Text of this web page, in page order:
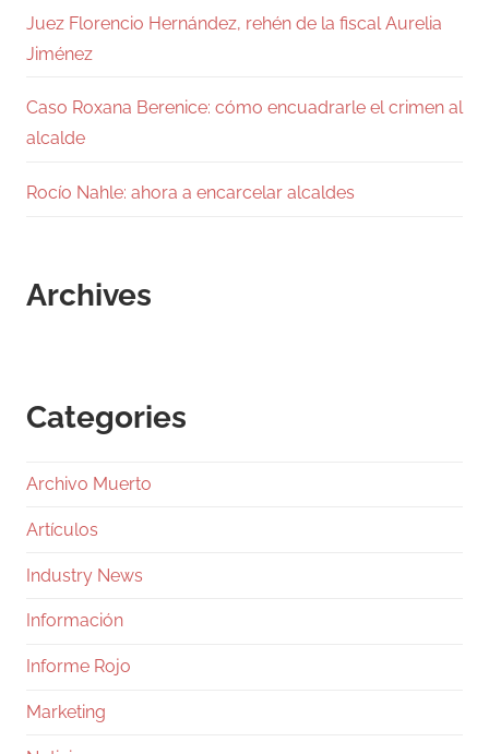
Juez Florencio Hernández, rehén de la fiscal Aurelia
Jiménez
Caso Roxana Berenice: cómo encuadrarle el crimen al
alcalde
Rocío Nahle: ahora a encarcelar alcaldes
Archives
Categories
Archivo Muerto
Artículos
Industry News
Información
Informe Rojo
Marketing